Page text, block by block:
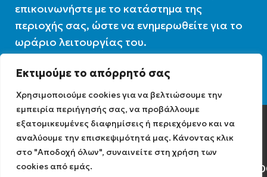
Εκτιμούμε το απόρρητό σας
Χρησιμοποιούμε cookies για να βελτιώσουμε την
εμπειρία περιήγησής σας, να προβάλλουμε
εξατομικευμένες διαφημίσεις ή περιεχόμενο και να
αναλύουμε την επισκεψιμότητά μας. Κάνοντας κλικ
στο "Αποδοχή όλων", συναινείτε στη χρήση των
cookies από εμάς.
επικοινωνήστε με το κατάστημα της
περιοχής σας, ώστε να ενημερωθείτε για το
ωράριο λειτουργίας του.
Ωράριο λειτουργίας : 07:30 – 16:00
Diathermiki.gr © 2022
Αρ. Γ.Ε.ΜΗ: